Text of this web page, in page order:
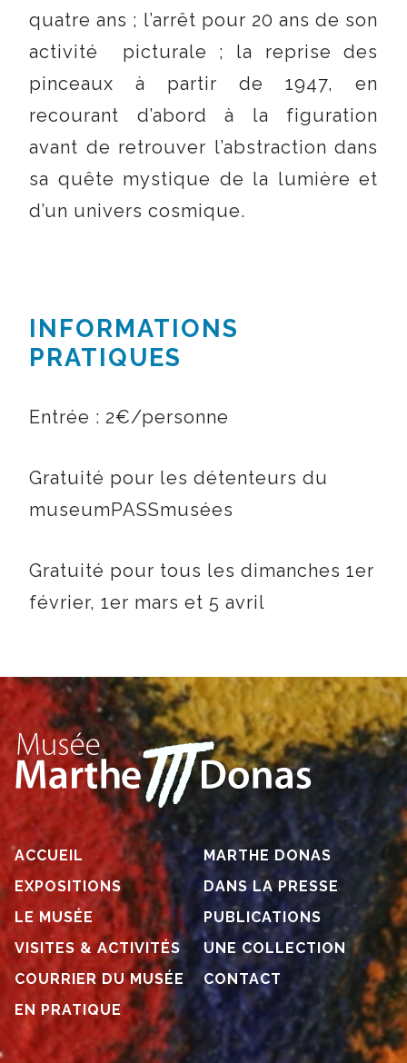
quatre ans ; l’arrêt pour 20 ans de son
activité picturale ; la reprise des
pinceaux à partir de 1947, en
recourant d’abord à la figuration
avant de retrouver l’abstraction dans
sa quête mystique de la lumière et
d’un univers cosmique.
INFORMATIONS
PRATIQUES
Entrée : 2€/personne
Gratuité pour les détenteurs du
museumPASSmusées
Gratuité pour tous les dimanches 1er
février, 1er mars et 5 avril
ACCUEIL
EXPOSITIONS
LE MUSÉE
VISITES & ACTIVITÉS
COURRIER DU MUSÉE
EN PRATIQUE
MARTHE DONAS
DANS LA PRESSE
PUBLICATIONS
UNE COLLECTION
CONTACT